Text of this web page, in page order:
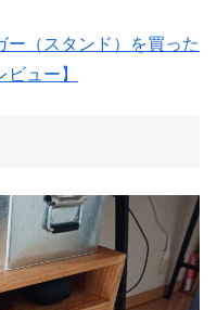
ー（スタンド）を買った
ュー】